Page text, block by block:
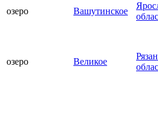
озеро Вашутинское
озеро Великое